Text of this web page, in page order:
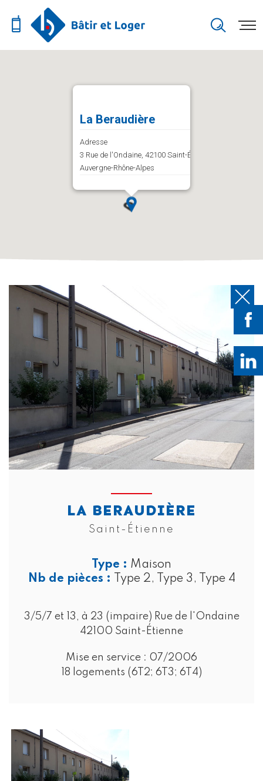
La Beraudière
Adresse
3 Rue de l'Ondaine, 42100 Saint-Étienne,
Auvergne-Rhône-Alpes
LA BERAUDIÈRE
Saint-Étienne
Type : Maison
Nb de pièces :
Type 2, Type 3, Type 4
3/5/7 et 13, à 23 (impaire) Rue de l'Ondaine
42100 Saint-Étienne
Mise en service : 07/2006
18 logements (6T2; 6T3; 6T4)